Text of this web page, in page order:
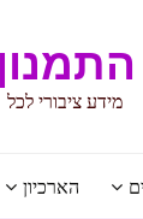
התמנון
מידע ציבורי לכל
הארכיון